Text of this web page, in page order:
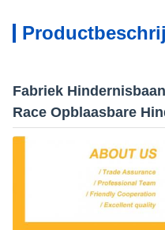
Fabriek
Race Opblaasbare